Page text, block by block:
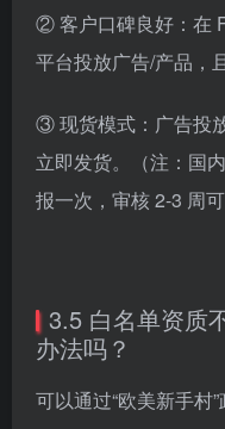
② 客户口碑良好：在
平台投放广告/产品，
③ 现货模式：广告投
立即发货。（注：国
报一次，审核 2-3 周可
3.5 白名单资质
办法吗？
可以通过“欧美新手村